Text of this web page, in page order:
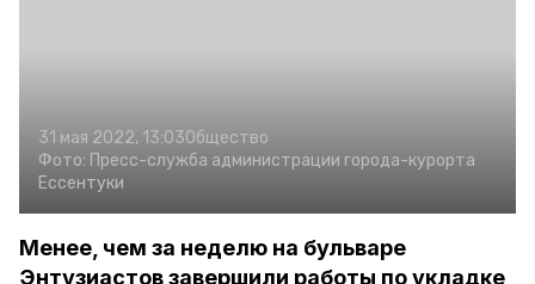
31 мая 2022, 13:03Общество
Фото: Пресс-служба администрации города-курорта
Ессентуки
Менее, чем за неделю на бульваре
Энтузиастов завершили работы по укладке